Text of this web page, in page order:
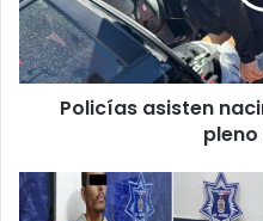
en
pleno
Centro
Policías asisten
Detienen
a